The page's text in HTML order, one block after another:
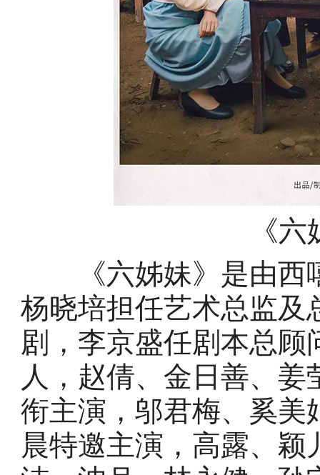
《
《六姊妹》是由西
杨晓培担任艺术总监及
剧，李京盛任剧本总
人，赵倩、金日善、
衔主演，邬君梅、奚美
晨特邀主演，高露、